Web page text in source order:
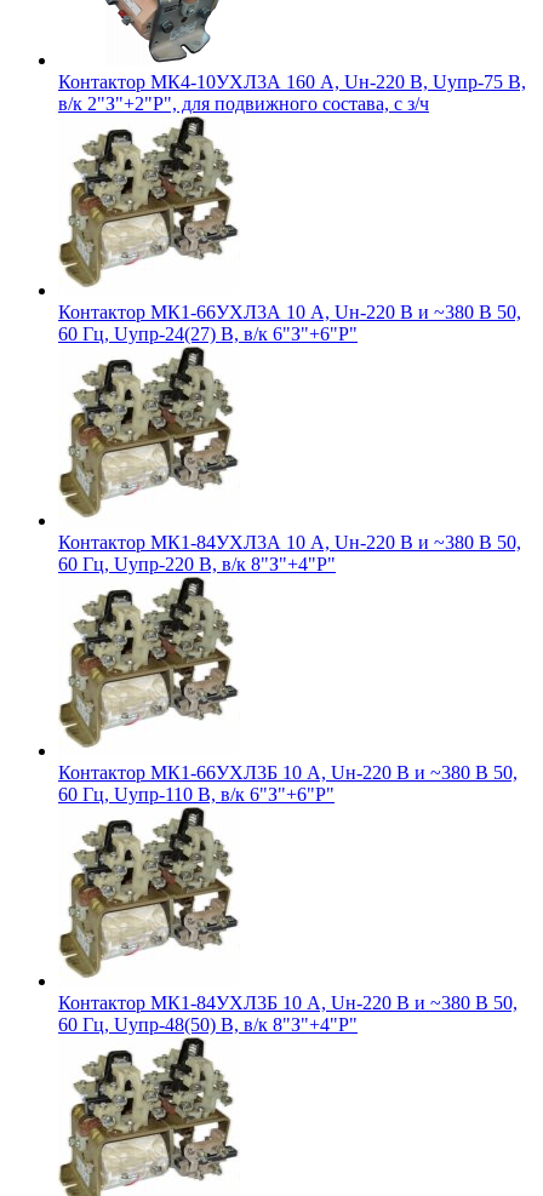
Контактор МК4-10УХЛ3А 160 А, Uн-220 В, Uупр-75 В,
в/к 2"З"+2"Р", для подвижного состава, с з/ч
Контактор МК1-66УХЛ3А 10 А, Uн-220 В и ~380 В 50,
60 Гц, Uупр-24(27) В, в/к 6"З"+6"Р"
Контактор МК1-84УХЛ3А 10 А, Uн-220 В и ~380 В 50,
60 Гц, Uупр-220 В, в/к 8"З"+4"Р"
Контактор МК1-66УХЛ3Б 10 А, Uн-220 В и ~380 В 50,
60 Гц, Uупр-110 В, в/к 6"З"+6"Р"
Контактор МК1-84УХЛ3Б 10 А, Uн-220 В и ~380 В 50,
60 Гц, Uупр-48(50) В, в/к 8"З"+4"Р"